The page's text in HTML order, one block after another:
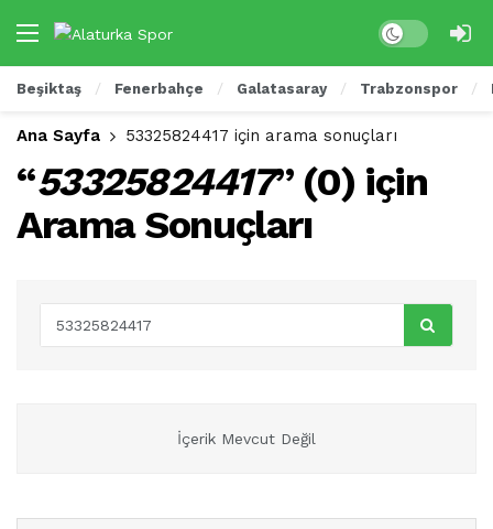
Dark mode
Beşiktaş Fenerbahçe Galatasaray Trabzonspor
Ana Sayfa 53325824417 için arama sonuçları
“53325824417” (0) için
Arama Sonuçları
İçerik Mevcut Değil